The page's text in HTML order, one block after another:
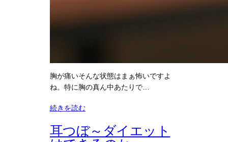
胸が痛いそんな状態はまぁ怖いですよ
ね。特に胸の真ん中あたりで…
続きを読む
耳つぼ～ダイエット